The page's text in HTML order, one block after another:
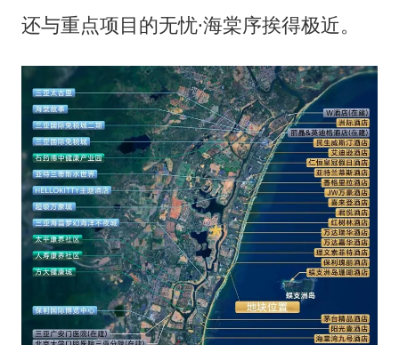
还与重点项目的无忧·海棠序挨得极近。